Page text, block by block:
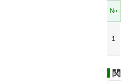
№
1